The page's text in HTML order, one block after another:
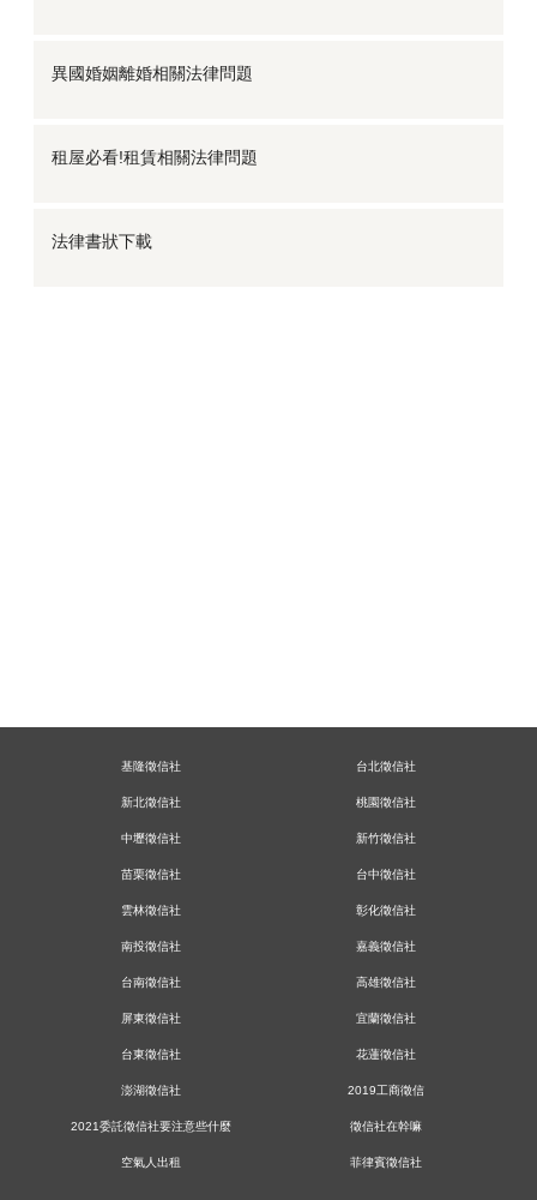
異國婚姻離婚相關法律問題
租屋必看!租賃相關法律問題
法律書狀下載
基隆徵信社 台北徵信社
新北徵信社 桃園徵信社
中壢徵信社 新竹徵信社
苗栗徵信社 台中徵信社
雲林徵信社 彰化徵信社
南投徵信社 嘉義徵信社
台南徵信社 高雄徵信社
屏東徵信社 宜蘭徵信社
台東徵信社 花蓮徵信社
澎湖徵信社 2019工商徵信
2021委託徵信社要注意些什麼 徵信社在幹嘛
空氣人出租 菲律賓徵信社